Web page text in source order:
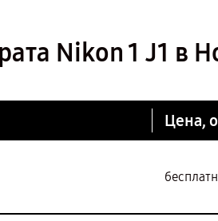
Nikon 1 J1 в
Цена,